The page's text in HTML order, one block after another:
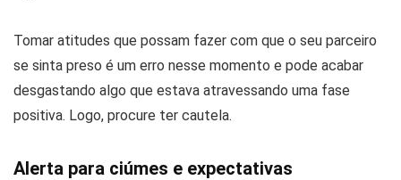
Tomar atitudes que possam fazer com que o seu parceiro
se sinta preso é um erro nesse momento e pode acabar
desgastando algo que estava atravessando uma fase
positiva. Logo, procure ter cautela.
Alerta para ciúmes e expectativas